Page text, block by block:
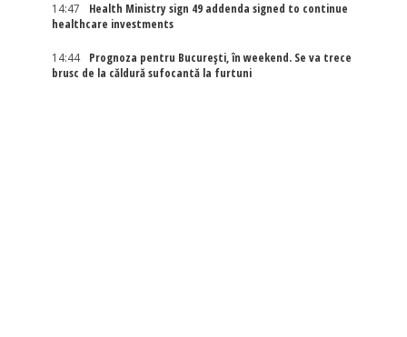
14:47
Health Ministry sign 49 addenda signed to continue
healthcare investments
14:44
Prognoza pentru București, în weekend. Se va trece
brusc de la căldură sufocantă la furtuni